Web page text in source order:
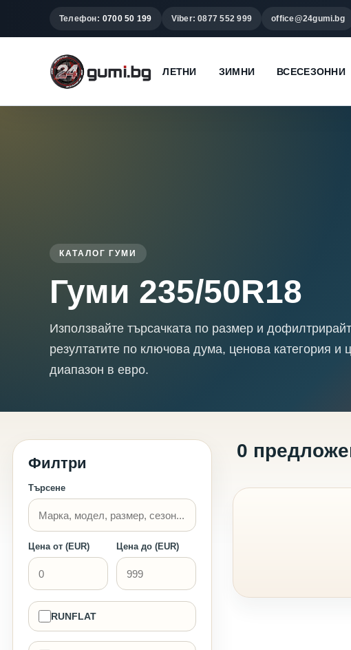
Телефон: 0700 50 199 Viber: 0877 552 999 office@24gumi.bg
ЛЕТНИ ЗИМНИ ВСЕСЕЗОННИ
КАТАЛОГ ГУМИ
Гуми 235/50R18
Използвайте търсачката по размер и
резултатите по ключова дума, ценова категория и
диапазон в евро.
Филтри
Търсене
Цена от (EUR) Цена до (EUR)
RUNFLAT
0